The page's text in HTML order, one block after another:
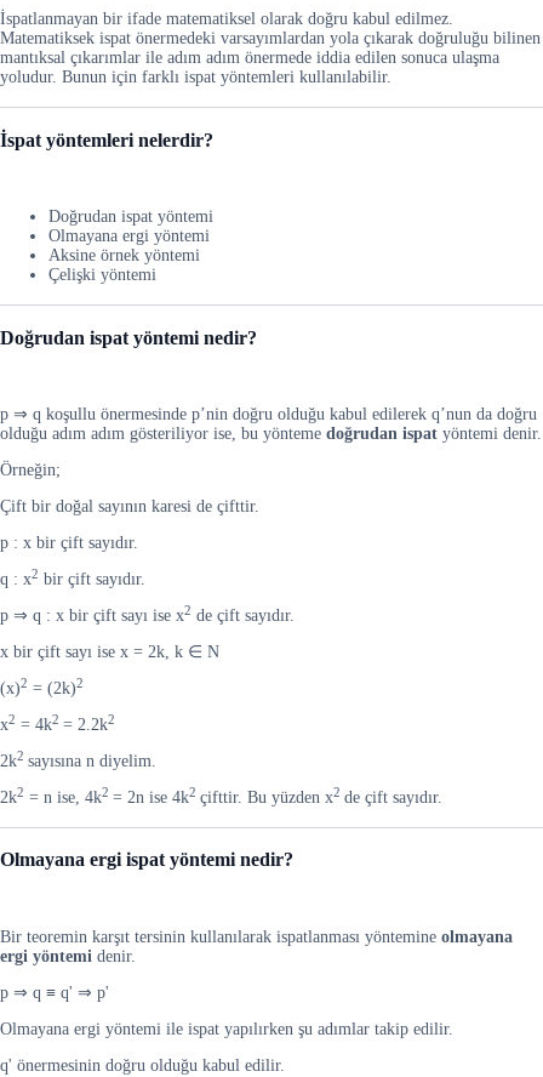
İspatlanmayan bir ifade matematiksel olarak doğru kabul edilmez.
Matematiksek ispat önermedeki varsayımlardan yola çıkarak doğruluğu bilinen
mantıksal çıkarımlar ile adım adım önermede iddia edilen sonuca ulaşma
yoludur. Bunun için farklı ispat yöntemleri kullanılabilir.
İspat yöntemleri nelerdir?
Doğrudan ispat yöntemi
Olmayana ergi yöntemi
Aksine örnek yöntemi
Çelişki yöntemi
Doğrudan ispat yöntemi nedir?
p ⇒ q koşullu önermesinde p’nin doğru olduğu kabul edilerek q’nun da doğru
olduğu adım adım gösteriliyor ise, bu yönteme doğrudan ispat yöntemi denir.
Örneğin;
Çift bir doğal sayının karesi de çifttir.
p : x bir çift sayıdır.
q : x2 bir çift sayıdır.
p ⇒ q : x bir çift sayı ise x2 de çift sayıdır.
x bir çift sayı ise x = 2k, k ∈ N
(x)2 = (2k)2
x2 = 4k2 = 2.2k2
2k2 sayısına n diyelim.
2k2 = n ise, 4k2 = 2n ise 4k2 çifttir. Bu yüzden x2 de çift sayıdır.
Olmayana ergi ispat yöntemi nedir?
Bir teoremin karşıt tersinin kullanılarak ispatlanması yöntemine olmayana
ergi yöntemi denir.
p ⇒ q ≡ q' ⇒ p'
Olmayana ergi yöntemi ile ispat yapılırken şu adımlar takip edilir.
q' önermesinin doğru olduğu kabul edilir.